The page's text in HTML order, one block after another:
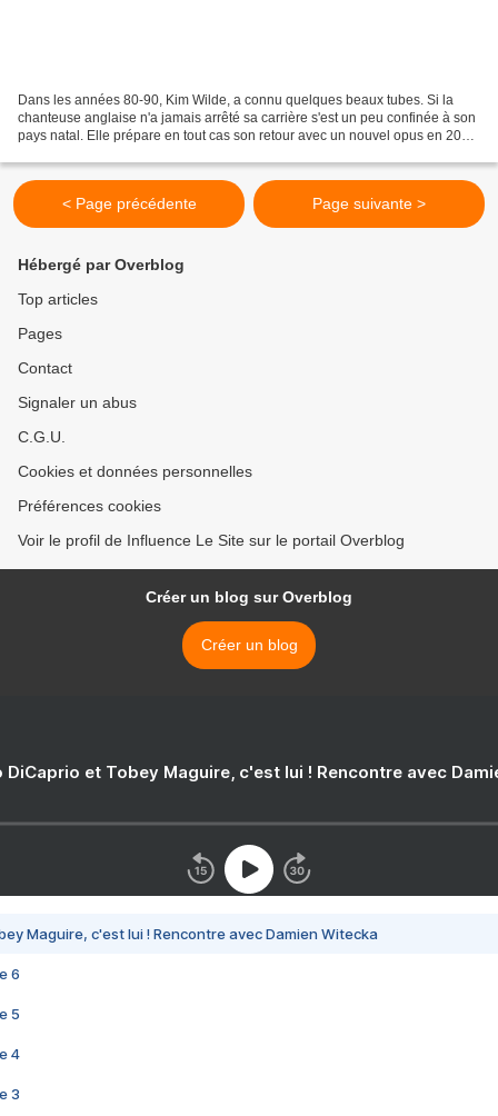
Dans les années 80-90, Kim Wilde, a connu quelques beaux tubes. Si la
chanteuse anglaise n'a jamais arrêté sa carrière s'est un peu confinée à son
pays natal. Elle prépare en tout cas son retour avec un nouvel opus en 2018.
< Page précédente Page suivante >
Hébergé par Overblog
Top articles
Pages
Contact
Signaler un abus
C.G.U.
Cookies et données personnelles
Préférences cookies
Voir le profil de Influence Le Site sur le portail Overblog
Créer un blog sur Overblog
Créer un blog
DiCaprio et Tobey Maguire, c'est lui ! Rencontre avec
Maguire, c'est lui ! Rencontre avec Damien Witecka
6
5
4
3